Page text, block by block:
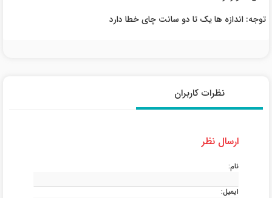
توجه: اندازه ها یک تا دو سانت چای خطا دارد
نظرات کاربران
ارسال نظر
نام:
ایمیل: